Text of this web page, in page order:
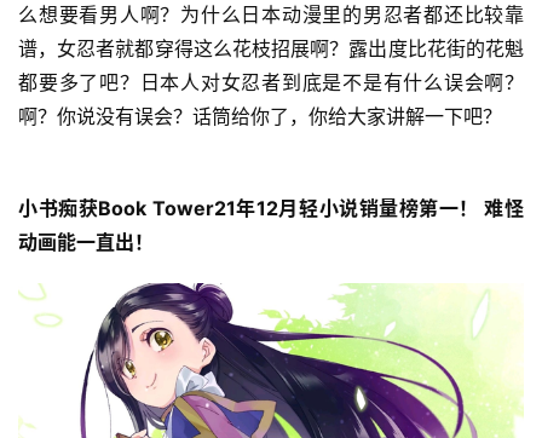
么想要看男人啊？为什么日本动漫里的男忍者都还比较靠
谱，女忍者就都穿得这么花枝招展啊？露出度比花街的花魁
都要多了吧？日本人对女忍者到底是不是有什么误会啊？
啊？你说没有误会？话筒给你了，你给大家讲解一下吧？
小书痴获Book Tower21年12月轻小说销量榜第一！ 难怪
动画能一直出！